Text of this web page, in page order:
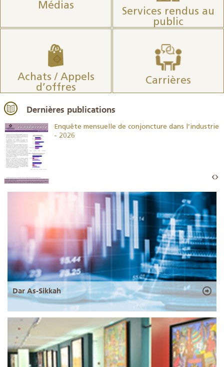
Médias
Services rendus au
public
Achats / Appels
d’offres
Carrières
Dernières publications
Enquête mensuelle de conjoncture dans l’industrie
- 2026
Dar As-Sikkah